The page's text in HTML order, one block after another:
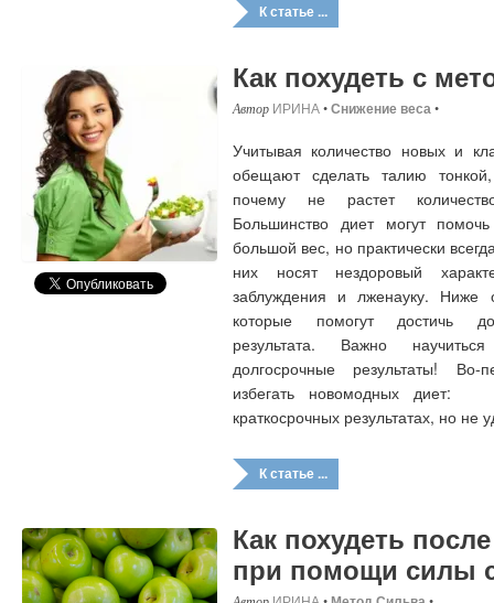
К статье ...
Как похудеть с
ИРИНА•Снижение веса•
Учитывая количество новых и
обещают сделать талию
почему не растет
Большинство диет могут
большой вес, но практически
них носят нездоровый
заблуждения и лженауку. Ниже
которые помогут достичь
результата. Важно
долгосрочные результаты!
избегать новомодных диет:
краткосрочных результатах, но
К статье ...
Как похудеть
при помощи силы